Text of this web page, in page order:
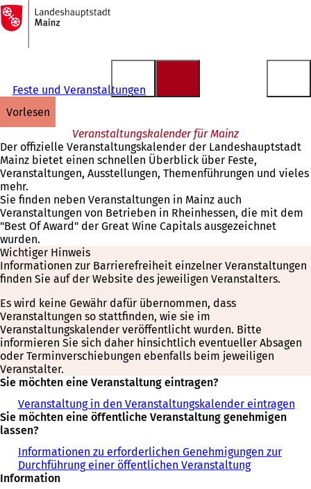
Inhalt anspringen
Zur
Startseite
Feste und Veranstaltungen
vorlesen
Veranstaltungskalender für Mainz
Der offizielle Veranstaltungskalender der Landeshauptstadt
Mainz bietet einen schnellen Überblick über Feste,
Veranstaltungen, Ausstellungen, Themenführungen und vieles
mehr.
Sie finden neben Veranstaltungen in Mainz auch
Veranstaltungen von Betrieben in Rheinhessen, die mit dem
"Best Of Award" der Great Wine Capitals ausgezeichnet
wurden.
Wichtiger Hinweis
Informationen zur Barrierefreiheit einzelner Veranstaltungen
finden Sie auf der Website des jeweiligen Veranstalters.
Es wird keine Gewähr dafür übernommen, dass
Veranstaltungen so stattfinden, wie sie im
Veranstaltungskalender veröffentlicht wurden. Bitte
informieren Sie sich daher hinsichtlich eventueller Absagen
oder Terminverschiebungen ebenfalls beim jeweiligen
Veranstalter.
Sie möchten eine Veranstaltung eintragen?
Veranstaltung in den Veranstaltungskalender eintragen
Sie möchten eine öffentliche Veranstaltung genehmigen
lassen?
Informationen zu erforderlichen Genehmigungen zur
Durchführung einer öffentlichen Veranstaltung
Information